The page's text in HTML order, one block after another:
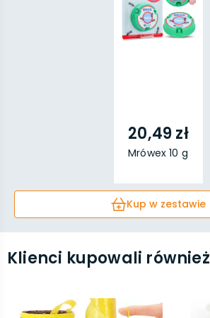
20,49 zł
Mrówex 10 g
Kup w zestawie
Klienci kupowali również